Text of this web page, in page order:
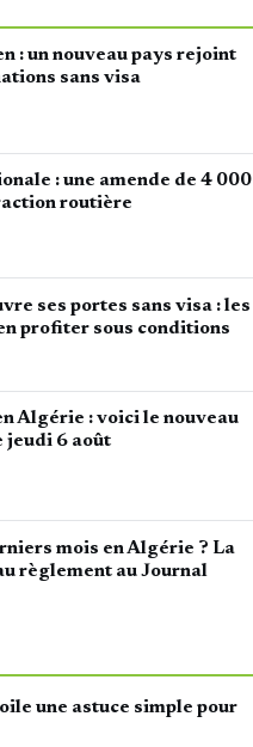
: un nouveau pays rejoint
sans visa
: une amende de 4 000
routière
ses portes sans visa : les
profiter sous conditions
Algérie : voici le nouveau
jeudi 6 août
mois en Algérie ? La
règlement au Journal
une astuce simple pour